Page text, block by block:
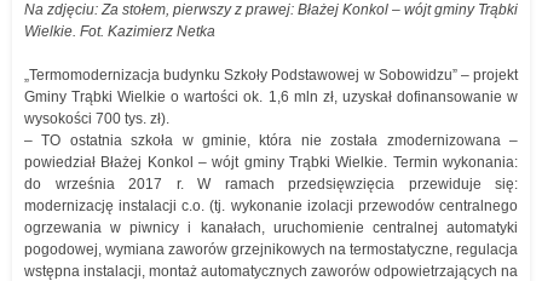
Na zdjęciu: Za stołem, pierwszy z prawej: Błażej Konkol – wójt gminy Trąbki
Wielkie. Fot. Kazimierz Netka
„Termomodernizacja budynku Szkoły Podstawowej w Sobowidzu” – projekt
Gminy Trąbki Wielkie o wartości ok. 1,6 mln zł, uzyskał dofinansowanie w
wysokości 700 tys. zł).
– TO ostatnia szkoła w gminie, która nie została zmodernizowana –
powiedział Błażej Konkol – wójt gminy Trąbki Wielkie. Termin wykonania:
do września 2017 r. W ramach przedsięwzięcia przewiduje się:
modernizację instalacji c.o. (tj. wykonanie izolacji przewodów centralnego
ogrzewania w piwnicy i kanałach, uruchomienie centralnej automatyki
pogodowej, wymiana zaworów grzejnikowych na termostatyczne, regulacja
wstępna instalacji, montaż automatycznych zaworów odpowietrzających na